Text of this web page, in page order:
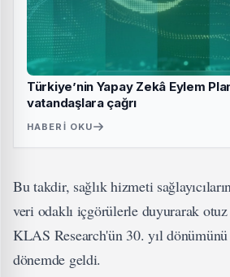
Türkiye’nin Yapay Zekâ Eylem
vatandaşlara çağrı
HABERI OKU
Bu takdir, sağlık hizmeti
veri odaklı içgörülerle duyurarak otuz
KLAS Research'ün 30. yıl dönümünü
dönemde geldi.